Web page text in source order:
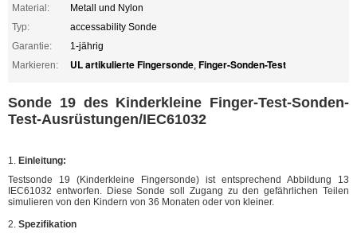
Material:
Metall und Nylon
Typ:
accessability Sonde
Garantie:
1-jährig
Markieren:
UL artikulierte Fingersonde, Finger-Sonden-Test
Sonde 19 des Kinderkleine Finger-Test-Sonden-
Test-Ausrüstungen/IEC61032
1. Einleitung:
Testsonde 19 (Kinderkleine Fingersonde) ist entsprechend Abbildung 13
IEC61032 entworfen. Diese Sonde soll Zugang zu den gefährlichen Teilen
simulieren von den Kindern von 36 Monaten oder von kleiner.
2. Spezifikation